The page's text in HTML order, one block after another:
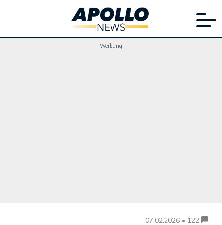
Werbung
07.02.2026 • 122